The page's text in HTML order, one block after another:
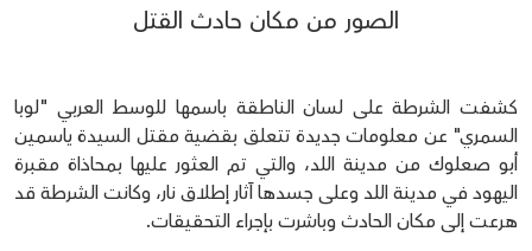
الصور من مكان حادث القتل
كشفت الشرطة على لسان الناطقة باسمها للوسط العربي "لوبا
السمري" عن معلومات جديدة تتعلق بقضية مقتل السيدة ياسمين
أبو صعلوك من مدينة اللد، والتي تم العثور عليها بمحاذاة مقبرة
اليهود في مدينة اللد وعلى جسدها آثار إطلاق نار، وكانت الشرطة قد
هرعت إلى مكان الحادث وباشرت بإجراء التحقيقات.